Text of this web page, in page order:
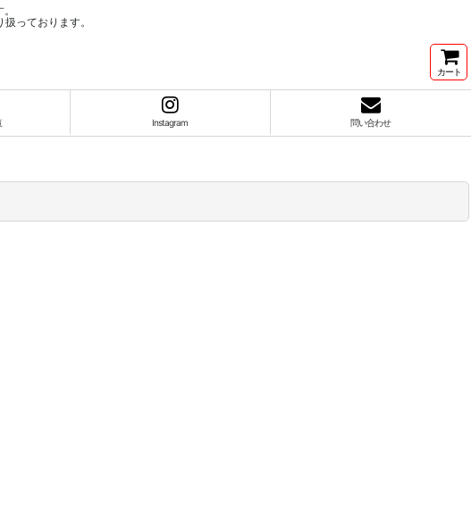
っております。
カート
Instagram 問い合わせ